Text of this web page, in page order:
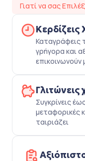
Γιατί να σας
Κερδίζεις
Καταγράφεις
γρήγορα και
επικοινωνούν
Συγκρίνεις
μεταφορικές
ταιριάζει